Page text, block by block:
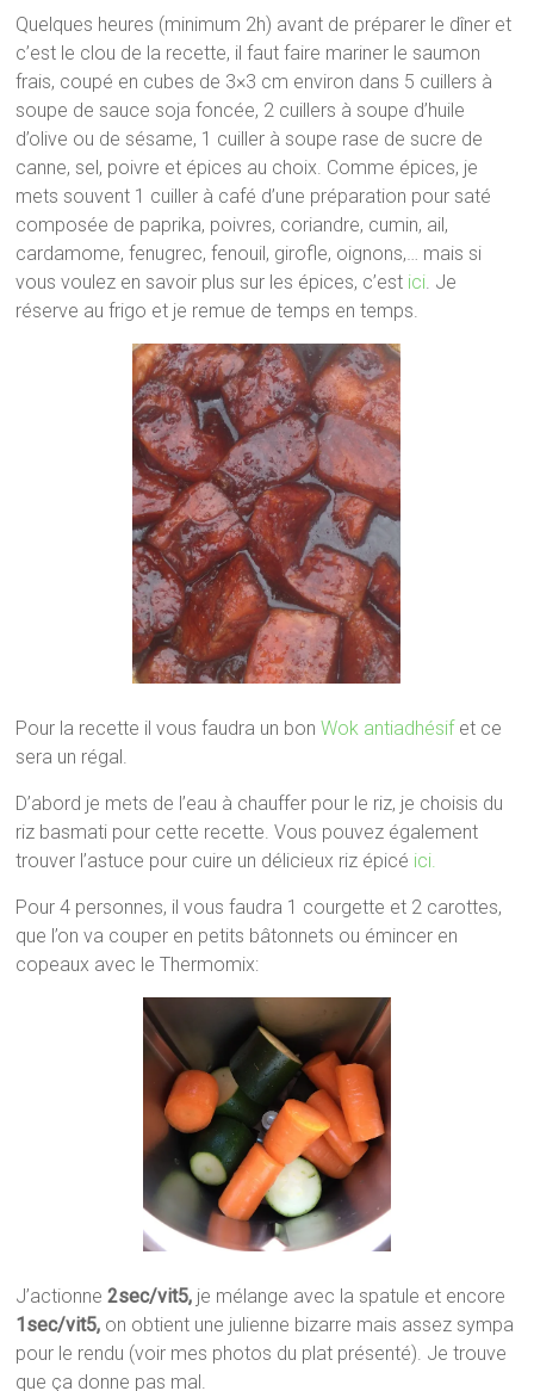
Quelques heures (minimum 2h) avant de préparer le dîner et
c’est le clou de la recette, il faut faire mariner le saumon
frais, coupé en cubes de 3×3 cm environ dans 5 cuillers à
soupe de sauce soja foncée, 2 cuillers à soupe d’huile
d’olive ou de sésame, 1 cuiller à soupe rase de sucre de
canne, sel, poivre et épices au choix. Comme épices, je
mets souvent 1 cuiller à café d’une préparation pour saté
composée de paprika, poivres, coriandre, cumin, ail,
cardamome, fenugrec, fenouil, girofle, oignons,… mais si
vous voulez en savoir plus sur les épices, c’est ici. Je
réserve au frigo et je remue de temps en temps.
Pour la recette il vous faudra un bonWok antiadhésif et ce
sera un régal.
D’abord je mets de l’eau à chauffer pour le riz, je choisis du
riz basmati pour cette recette. Vous pouvez également
trouver l’astuce pour cuire un délicieux riz épicé ici.
Pour 4 personnes, il vous faudra 1 courgette et 2 carottes,
que l’on va couper en petits bâtonnets ou émincer en
copeaux avec le Thermomix:
J’actionne 2sec/vit5, je mélange avec la spatule et encore
1sec/vit5, on obtient une julienne bizarre mais assez sympa
pour le rendu (voir mes photos du plat présenté). Je trouve
que ça donne pas mal.